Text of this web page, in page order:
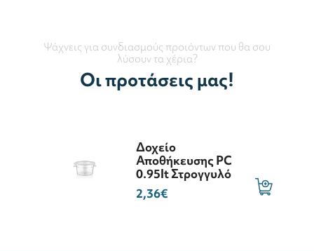
Ψάχνεις για συνδιασμούς προιόντων που θα σου
λύσουν τα χέρια?
Οι προτάσεις μας!
Δοχείο
Αποθήκευσης PC
0.95lt Στρογγυλό
2,36€